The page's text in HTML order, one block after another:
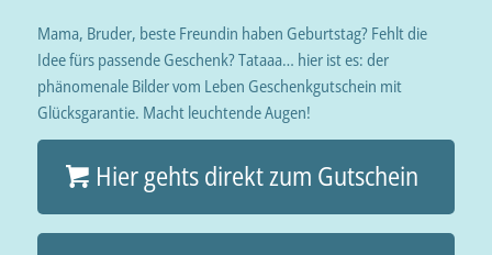
Mama, Bruder, beste Freundin haben Geburtstag? Fehlt die
Idee fürs passende Geschenk? Tataaa… hier ist es: der
phänomenale Bilder vom Leben Geschenkgutschein mit
Glücksgarantie. Macht leuchtende Augen!
Hier gehts direkt zum Gutschein